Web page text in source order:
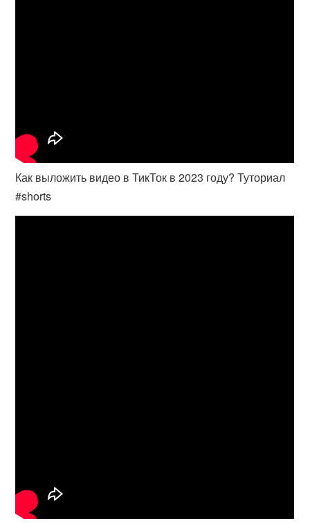
Как выложить видео в ТикТок в 2023 году? Туториал
#shorts